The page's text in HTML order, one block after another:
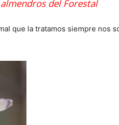
del Forestal
que la tratamos siempre nos